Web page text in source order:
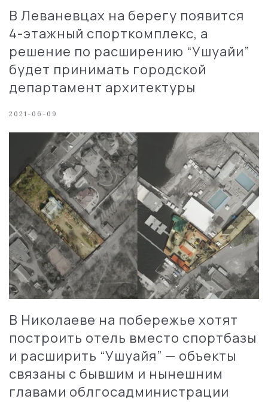
В Леваневцах на берегу появится
4-этажный спорткомплекс, а
решение по расширению “Ушуайи”
будет принимать городской
департамент архитектуры
2021-06-09
В Николаеве на побережье хотят
построить отель вместо спортбазы
и расширить “Ушуайя” — объекты
связаны с бывшим и нынешним
главами облгосадминистрации